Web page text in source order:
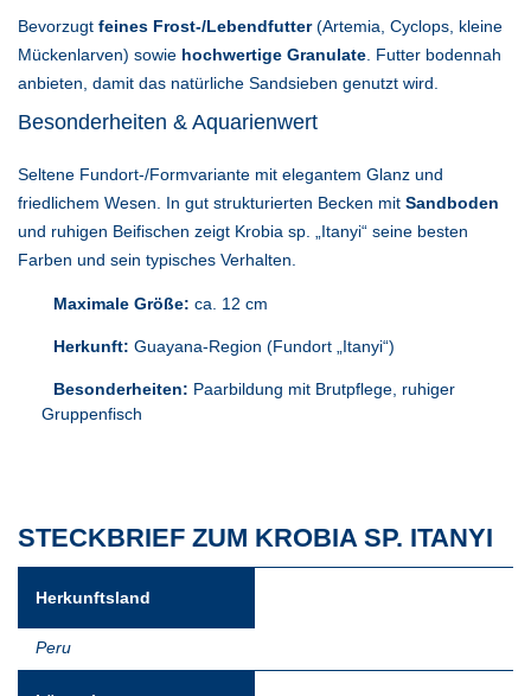
Bevorzugt feines Frost-/Lebendfutter(Artemia, Cyclops, kleine
Mückenlarven) sowie hochwertige Granulate. Futter bodennah
anbieten, damit das natürliche Sandsieben genutzt wird.
Besonderheiten & Aquarienwert
Seltene Fundort-/Formvariante mit elegantem Glanz und
friedlichem Wesen. In gut strukturierten Becken mit Sandboden
und ruhigen Beifischen zeigt Krobia sp. „Itanyi“ seine besten
Farben und sein typisches Verhalten.
Maximale Größe: ca. 12 cm
Herkunft: Guayana-Region (Fundort „Itanyi“)
Besonderheiten: Paarbildung mit Brutpflege, ruhiger
Gruppenfisch
STECKBRIEF ZUM KROBIA SP. ITANYI
Herkunftsland
Peru